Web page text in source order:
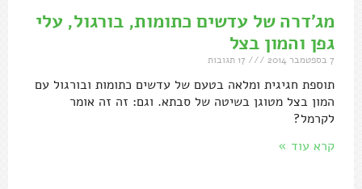
מג'דרה של עדשים כתומות, בורגול, עלי
גפן והמון בצל
7 בספטמבר 2014
תוספת חגיגית ומלאה בטעם של עדשים כתומות ובורגול עם
המון בצל מטוגן בשיטה של סבתא. וגם: זה זה אומר
לקרמל?
קרא עוד »